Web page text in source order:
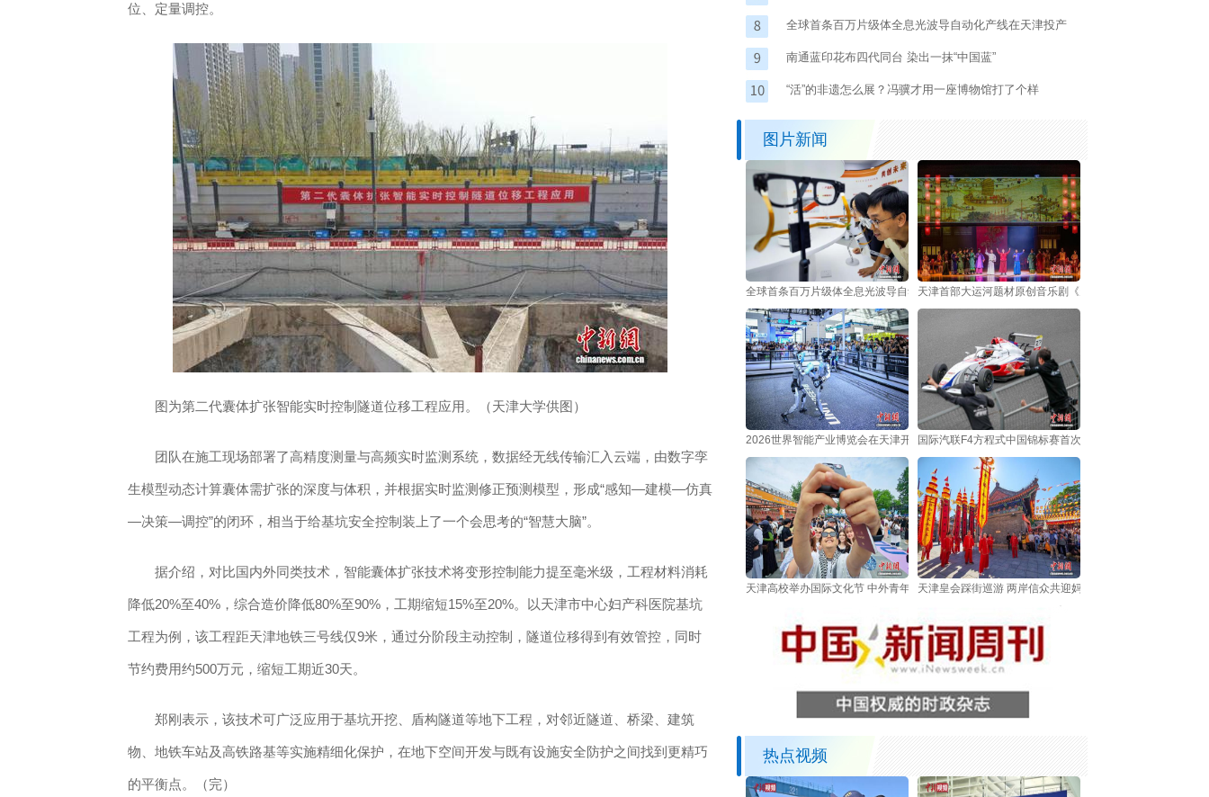
位、定量调控。
图为第二代囊体扩张智能实时控制隧道位移工程应用。（天津大学供图）
团队在施工现场部署了高精度测量与高频实时监测系统，数据经无线传输汇入云端，由数字孪
生模型动态计算囊体需扩张的深度与体积，并根据实时监测修正预测模型，形成“感知—建模—仿真
—决策—调控”的闭环，相当于给基坑安全控制装上了一个会思考的“智慧大脑”。
据介绍，对比国内外同类技术，智能囊体扩张技术将变形控制能力提至毫米级，工程材料消耗
降低20%至40%，综合造价降低80%至90%，工期缩短15%至20%。以天津市中心妇产科医院基坑
工程为例，该工程距天津地铁三号线仅9米，通过分阶段主动控制，隧道位移得到有效管控，同时
节约费用约500万元，缩短工期近30天。
郑刚表示，该技术可广泛应用于基坑开挖、盾构隧道等地下工程，对邻近隧道、桥梁、建筑
物、地铁车站及高铁路基等实施精细化保护，在地下空间开发与既有设施安全防护之间找到更精巧
的平衡点。（完）
全球首条百万片级体全息光波导自动化产线在天津投产
南通蓝印花布四代同台 染出一抹“中国蓝”
“活”的非遗怎么展？冯骥才用一座博物馆打了个样
图片新闻
全球首条百万片级体全息光波导自动化产线在天津投产天津首部大运河题材原创音乐剧《天地运河情之千里丹青》
2026世界智能产业博览会在天津开幕国际汽联F4方程式中国锦标赛首次登陆天津
天津高校举办国际文化节 中外青年共享多元文化盛宴天津皇会踩街巡游 两岸信众共迎妈祖诞辰
热点视频